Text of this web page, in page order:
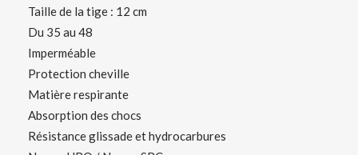
Taille de la tige : 12 cm
Du 35 au 48
Imperméable
Protection cheville
Matière respirante
Absorption des chocs
Résistance glissade et hydrocarbures